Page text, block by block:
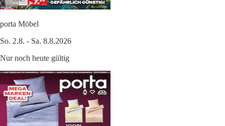
porta Möbel
So. 2.8. - Sa. 8.8.2026
Nur noch heute gültig